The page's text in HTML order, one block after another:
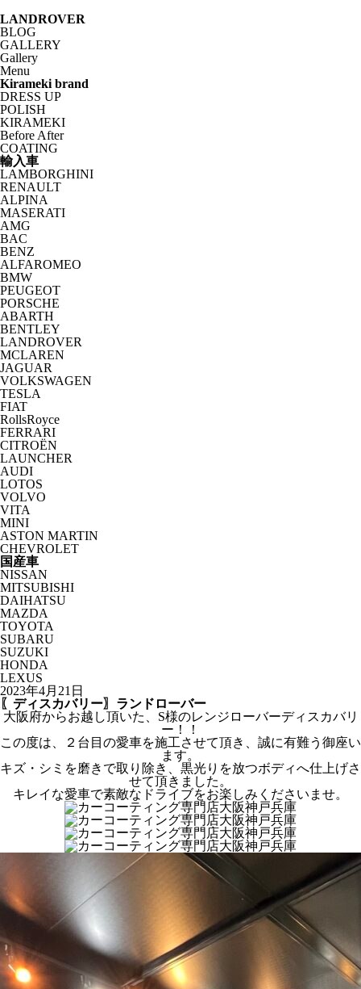
LANDROVER
BLOG
GALLERY
Gallery
Menu
Kirameki brand
DRESS UP
POLISH
KIRAMEKI
Before After
COATING
輸入車
LAMBORGHINI
RENAULT
ALPINA
MASERATI
AMG
BAC
BENZ
ALFAROMEO
BMW
PEUGEOT
PORSCHE
ABARTH
BENTLEY
LANDROVER
MCLAREN
JAGUAR
VOLKSWAGEN
TESLA
FIAT
RollsRoyce
FERRARI
CITROËN
LAUNCHER
AUDI
LOTOS
VOLVO
VITA
MINI
ASTON MARTIN
CHEVROLET
国産車
NISSAN
MITSUBISHI
DAIHATSU
MAZDA
TOYOTA
SUBARU
SUZUKI
HONDA
LEXUS
2023年4月21日
〖ディスカバリー〗ランドローバー
大阪府からお越し頂いた、S様のレンジローバーディスカバリ
ー！！
この度は、２台目の愛車を施工させて頂き、誠に有難う御座い
ます。
キズ・シミを磨きで取り除き、黒光りを放つボディへ仕上げさ
せて頂きました。
キレイな愛車で素敵なドライブをお楽しみくださいませ。